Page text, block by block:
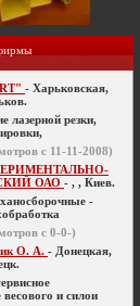
- Харьковская,
лазерной резки,
с 11-11-2008)
ОАО - , , Киев.
-
с 0-0-)
О. А. - Донецкая,
и силои